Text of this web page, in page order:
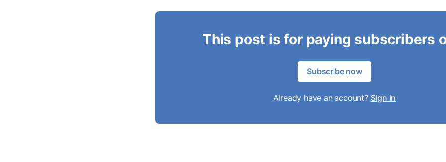
This post is for paying subscribers
Subscribe now
Already have an account? Sign in